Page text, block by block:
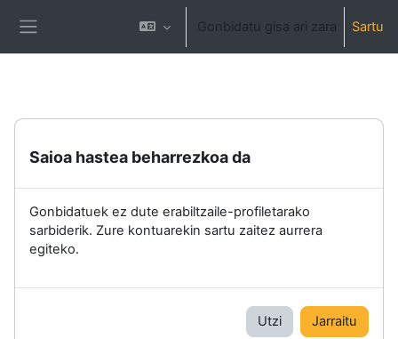
Joan eduki nagusira zuzenean
Gonbidatu gisa ari zara Sartu
Saioa hastea beharrezkoa da
Gonbidatuek ez dute erabiltzaile-profiletarako
sarbiderik. Zure kontuarekin sartu zaitez aurrera
egiteko.
Utzi Jarraitu